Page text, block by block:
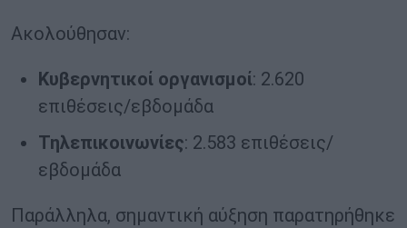
Ακολούθησαν:
Κυβερνητικοί οργανισμοί: 2.620
επιθέσεις/εβδομάδα
Τηλεπικοινωνίες: 2.583 επιθέσεις/
εβδομάδα
Παράλληλα, σημαντική αύξηση παρατηρήθηκε